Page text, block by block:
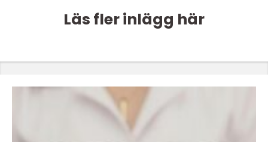
Läs fler inlägg här